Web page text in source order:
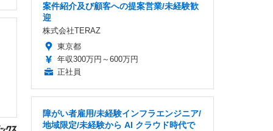
案件紹介及び顧客への提案営業/未経験歓
迎
株式会社TERAZ
東京都
年収300万円～600万円
正社員
障がい者雇用/未経験インフラエンジニア/
地域限定/未経験から AI クラウド時代で